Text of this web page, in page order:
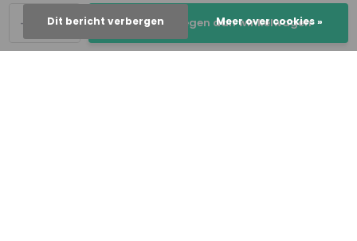
+
- Toevoegen aan winkelwagen
Dit bericht verbergen Meer over cookies »